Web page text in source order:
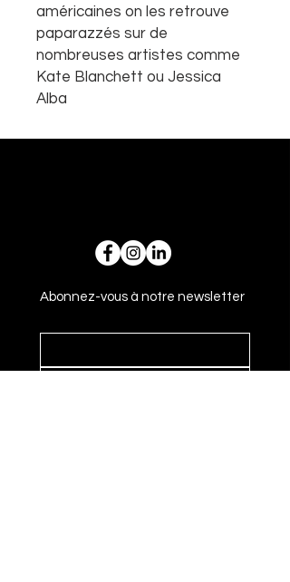
américaines on les retrouve
paparazzés sur de
nombreuses artistes comme
Kate Blanchett ou Jessica
Alba
Abonnez-vous à notre newsletter